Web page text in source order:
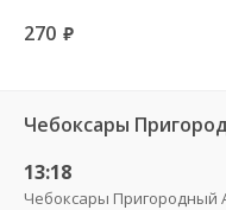
270 руб.
13:18
Чебоксары Пригородный